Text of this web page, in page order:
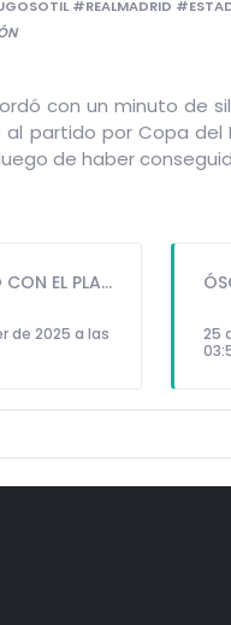
#REALMADRID
con un minuto de
partido por Copa del
de haber
PERÚ ENTRENÓ CON EL PLANTEL COMPLETO Y BUSCA DAR EL GOLPE FRENTE A URUGUAY
de 2025 a las
25